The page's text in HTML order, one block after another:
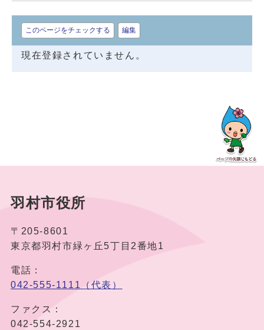
このページをチェックする 編集
現在登録されていません。
羽村市役所
〒205-8601
東京都羽村市緑ヶ丘5丁目2番地1
電話：
042-555-1111（代表）
ファクス：
042-554-2921